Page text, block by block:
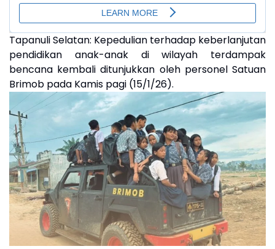
Tapanuli Selatan: Kepedulian terhadap keberlanjutan
pendidikan anak-anak di wilayah terdampak
bencana kembali ditunjukkan oleh personel Satuan
Brimob pada Kamis pagi (15/1/26).